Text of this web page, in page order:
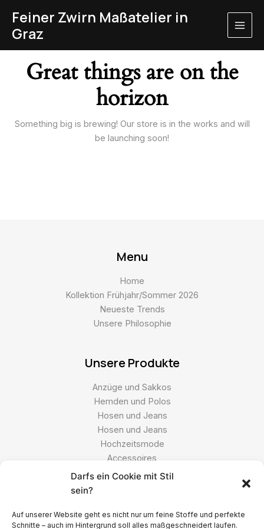
Darfs ein Cookie mit Stil
sein?
Auf unserer Website geht es nicht nur um feine Stoffe und perfekte
Schnitte – auch im Hintergrund soll alles maßgeschneidert laufen.
content
Feiner Zwirn Maßatelier in
Graz
Great things are on the
horizon
Something big is brewing! Our store is in the works and will
be launching soon!
Menu
Home
Kollektion Frühjahr/Sommer 2026
Neueste Trends
Unsere Philosophie
Unsere Produkte
Anzüge und Sakkos
Hemden und Polos
Hosen und Jeans
Hosen und Jeans
Hochzeitsmode
Accessoires
FAQs